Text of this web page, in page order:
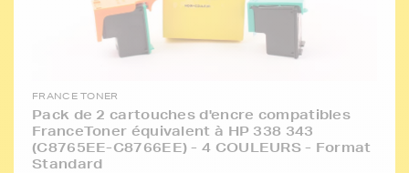
FRANCE TONER
Pack de 2 cartouches d'encre compatibles
FranceToner équivalent à HP 338 343
(C8765EE-C8766EE) - 4 COULEURS - Format
Standard